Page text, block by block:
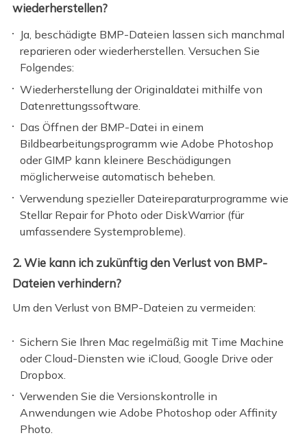
wiederherstellen?
Ja, beschädigte BMP-Dateien lassen sich manchmal
reparieren oder wiederherstellen. Versuchen Sie
Folgendes:
Wiederherstellung der Originaldatei mithilfe von
Datenrettungssoftware.
Das Öffnen der BMP-Datei in einem
Bildbearbeitungsprogramm wie Adobe Photoshop
oder GIMP kann kleinere Beschädigungen
möglicherweise automatisch beheben.
Verwendung spezieller Dateireparaturprogramme wie
Stellar Repair for Photo oder DiskWarrior (für
umfassendere Systemprobleme).
2. Wie kann ich zukünftig den Verlust von BMP-
Dateien verhindern?
Um den Verlust von BMP-Dateien zu vermeiden:
Sichern Sie Ihren Mac regelmäßig mit Time Machine
oder Cloud-Diensten wie iCloud, Google Drive oder
Dropbox.
Verwenden Sie die Versionskontrolle in
Anwendungen wie Adobe Photoshop oder Affinity
Photo.